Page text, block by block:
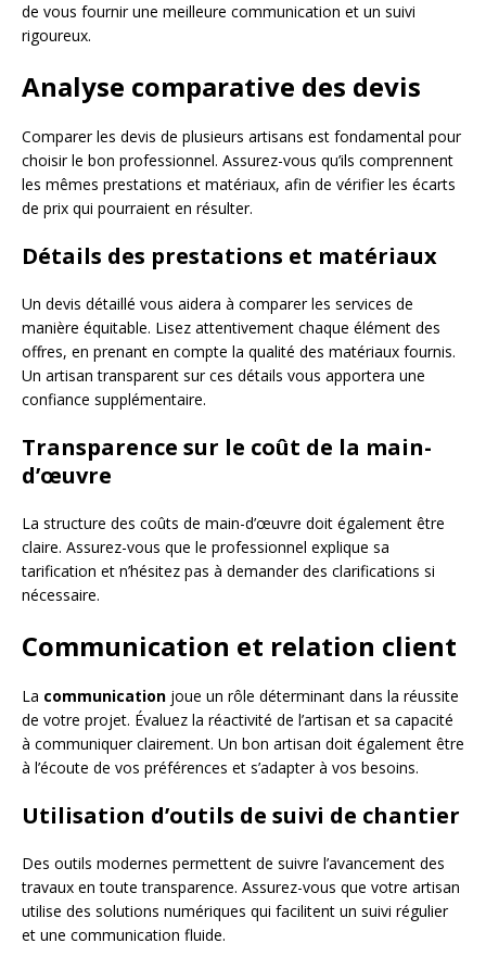
de vous fournir une meilleure communication et un suivi
rigoureux.
Analyse comparative des devis
Comparer les devis de plusieurs artisans est fondamental pour
choisir le bon professionnel. Assurez-vous qu’ils comprennent
les mêmes prestations et matériaux, afin de vérifier les écarts
de prix qui pourraient en résulter.
Détails des prestations et matériaux
Un devis détaillé vous aidera à comparer les services de
manière équitable. Lisez attentivement chaque élément des
offres, en prenant en compte la qualité des matériaux fournis.
Un artisan transparent sur ces détails vous apportera une
confiance supplémentaire.
Transparence sur le coût de la main-
d’œuvre
La structure des coûts de main-d’œuvre doit également être
claire. Assurez-vous que le professionnel explique sa
tarification et n’hésitez pas à demander des clarifications si
nécessaire.
Communication et relation client
La communication joue un rôle déterminant dans la réussite
de votre projet. Évaluez la réactivité de l’artisan et sa capacité
à communiquer clairement. Un bon artisan doit également être
à l’écoute de vos préférences et s’adapter à vos besoins.
Utilisation d’outils de suivi de chantier
Des outils modernes permettent de suivre l’avancement des
travaux en toute transparence. Assurez-vous que votre artisan
utilise des solutions numériques qui facilitent un suivi régulier
et une communication fluide.